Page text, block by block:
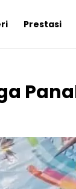
Prestasi